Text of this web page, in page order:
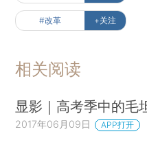
#改革 +关注
相关阅读
显影｜高考季中的毛
2017年06月09日 APP打开